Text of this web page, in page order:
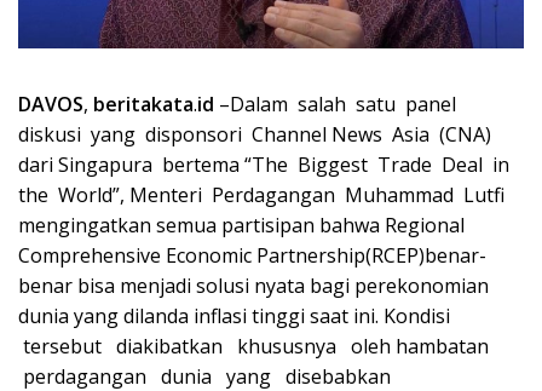
DAVOS, beritakata.id –Dalam salah satu panel
diskusi yang disponsori Channel News Asia (CNA)
dari Singapura bertema “The Biggest Trade Deal in
the World”, Menteri Perdagangan Muhammad Lutfi
mengingatkan semua partisipan bahwa Regional
Comprehensive Economic Partnership(RCEP)benar-
benar bisa menjadi solusi nyata bagi perekonomian
dunia yang dilanda inflasi tinggi saat ini. Kondisi
tersebut diakibatkan khususnya oleh hambatan
perdagangan dunia yang disebabkan